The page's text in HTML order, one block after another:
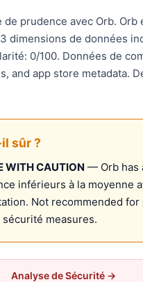
de prudence avec Orb.
dimensions de données
0/100. Données de
and app store metadata.
sûr ?
WITH CAUTION — Orb has
inférieurs à la moyenne
Not recommended
measures.
Analyse de Sécurité →